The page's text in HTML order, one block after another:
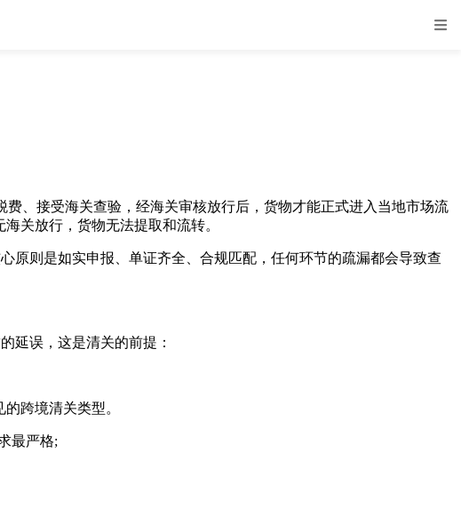
、接受海关查验，经海关审核放行后，货物才能正式进入当地市场流
关放行，货物无法提取和流转。
则是如实申报、单证齐全、合规匹配，任何环节的疏漏都会导致查
延误，这是清关的前提：
跨境清关类型。
最严格;